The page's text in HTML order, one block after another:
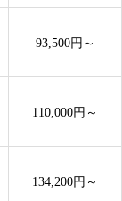
93,500円～
110,000円～
134,200円～